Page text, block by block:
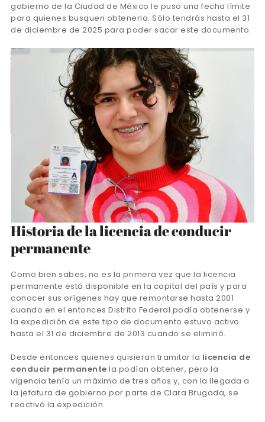
gobierno de la Ciudad de México le puso una fecha límite
para quienes busquen obtenerla. Sólo tendrás hasta el 31
de diciembre de 2025 para poder sacar este documento.
Historia de la licencia de conducir
permanente
Como bien sabes, no es la primera vez que la licencia
permanente está disponible en la capital del país y para
conocer sus orígenes hay que remontarse hasta 2001
cuando en el entonces Distrito Federal podía obtenerse y
la expedición de este tipo de documento estuvo activo
hasta el 31 de diciembre de 2013 cuando se eliminó.
Desde entonces quienes quisieran tramitar la licencia de
conducir permanente la podían obtener, pero la
vigencia tenía un máximo de tres años y, con la llegada a
la jefatura de gobierno por parte de Clara Brugada, se
reactivó la expedición.